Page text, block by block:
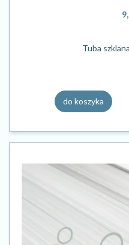
Tuba
do koszyka